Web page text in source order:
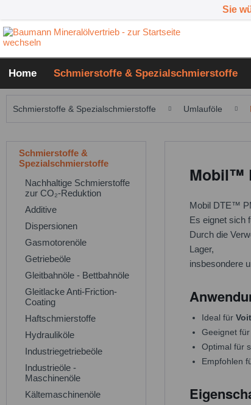
Sie
Home Schmierstoffe & Spezialschmierstoffe
Schmierstoffe & Spezialschmierstoffe Umlauföle
Schmierstoffe &
Spezialschmierstoffe
Nachhaltige Schmierstoffe
zur CO₂-Reduktion
Additive
Dispersionen
Gasmotorenöle
Getriebeöle
Gleitbahnöle - Bettbahnöle
Gleitlacke Anti-Friction-
Coating
Haftschmierstoffe
Hydrauliköle
Industriegetriebeöle
Industrieöle -
Maschinenöle
Kältemaschinenöle
Mobil™
Mobil DTE™
Es eignet sich
Durch die
Lager,
insbesondere
Ideal für
Geeignet
Optimal für
Empfohlen